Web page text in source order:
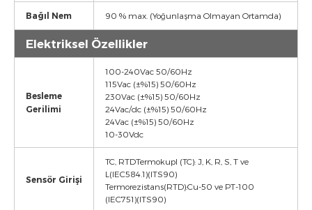
Bağıl Nem 90 % max. (Yoğunlaşma Olmayan Ortamda)
Elektriksel Özellikler
Besleme
Gerilimi
100-240Vac 50/60Hz
115Vac (±%15) 50/60Hz
230Vac (±%15) 50/60Hz
24Vac/dc (±%15) 50/60Hz
24Vac (±%15) 50/60Hz
10-30Vdc
Sensör Girişi
TC, RTDTermokupl (TC): J, K, R, S, T ve
L(IEC584.1)(ITS90)
Termorezistans(RTD):Cu-50 ve PT-100
(IEC751)(ITS90)